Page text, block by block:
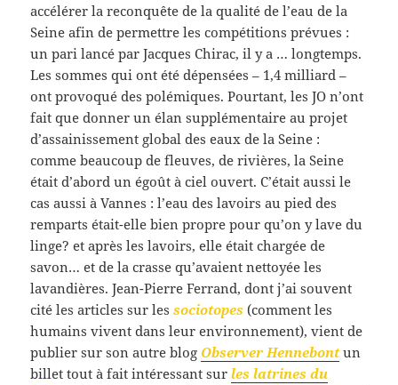
accélérer la reconquête de la qualité de l’eau de la
Seine afin de permettre les compétitions prévues :
un pari lancé par Jacques Chirac, il y a … longtemps.
Les sommes qui ont été dépensées – 1,4 milliard –
ont provoqué des polémiques. Pourtant, les JO n’ont
fait que donner un élan supplémentaire au projet
d’assainissement global des eaux de la Seine :
comme beaucoup de fleuves, de rivières, la Seine
était d’abord un égoût à ciel ouvert. C’était aussi le
cas aussi à Vannes : l’eau des lavoirs au pied des
remparts était-elle bien propre pour qu’on y lave du
linge? et après les lavoirs, elle était chargée de
savon… et de la crasse qu’avaient nettoyée les
lavandières. Jean-Pierre Ferrand, dont j’ai souvent
cité les articles sur lessociotopes (comment les
humains vivent dans leur environnement), vient de
publier sur son autre blog Observer Hennebontun
billet tout à fait intéressant surles latrines du